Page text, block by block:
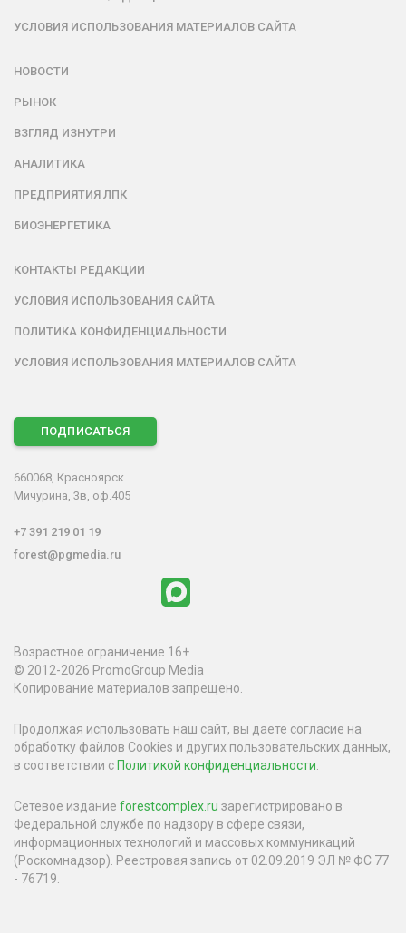
УСЛОВИЯ ИСПОЛЬЗОВАНИЯ МАТЕРИАЛОВ САЙТА
НОВОСТИ
РЫНОК
ВЗГЛЯД ИЗНУТРИ
АНАЛИТИКА
ПРЕДПРИЯТИЯ ЛПК
БИОЭНЕРГЕТИКА
КОНТАКТЫ РЕДАКЦИИ
УСЛОВИЯ ИСПОЛЬЗОВАНИЯ САЙТА
ПОЛИТИКА КОНФИДЕНЦИАЛЬНОСТИ
УСЛОВИЯ ИСПОЛЬЗОВАНИЯ МАТЕРИАЛОВ САЙТА
ПОДПИСАТЬСЯ
660068, Красноярск
Мичурина, 3в, оф.405
+7 391 219 01 19
forest@pgmedia.ru
Возрастное ограничение 16+
© 2012-2026 PromoGroup Media
Копирование материалов запрещено.
Продолжая использовать наш сайт, вы даете согласие на
обработку файлов Cookies и других пользовательских данных,
в соответствии сПолитикой конфиденциальности
Сетевое издание forestcomplex.ru зарегистрировано в
Федеральной службе по надзору в сфере связи,
информационных технологий и массовых коммуникаций
(Роскомнадзор). Реестровая запись от 02.09.2019 ЭЛ № ФС 77
- 76719.